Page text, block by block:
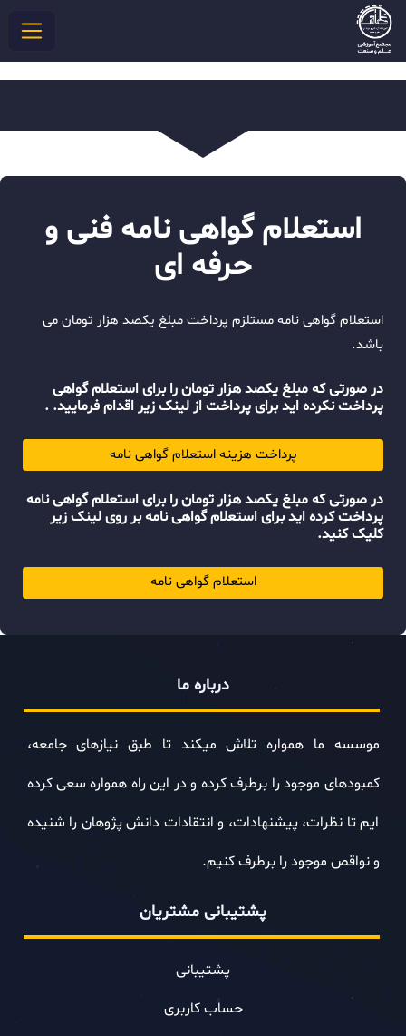
%
0در حال بارگذاری
استعلام گواهی نامه فنی و
حرفه ای
استعلام گواهی نامه مستلزم پرداخت مبلغ یکصد هزار تومان می
باشد.
در صورتی که مبلغ یکصد هزار تومان را برای استعلام گواهی
پرداخت نکرده اید برای پرداخت از لینک زیر اقدام فرمایید. .
پرداخت هزینه استعلام گواهی نامه
در صورتی که مبلغ یکصد هزار تومان را برای استعلام گواهی نامه
پرداخت کرده اید برای استعلام گواهی نامه بر روی لینک زیر
کلیک کنید.
استعلام گواهی نامه
درباره ما
موسسه ما همواره تلاش میکند تا طبق نیازهای جامعه،
کمبودهای موجود را برطرف کرده و در این راه همواره سعی کرده
ایم تا نظرات، پیشنهادات، و انتقادات دانش پژوهان را شنیده
و نواقص موجود را برطرف کنیم.
پشتیبانی مشتریان
پشتیبانی
حساب کاربری